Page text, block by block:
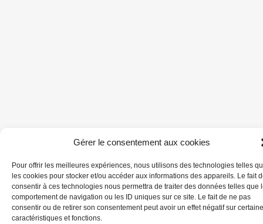
Gérer le consentement aux cookies
Pour offrir les meilleures expériences, nous utilisons des technologies telles
les cookies pour stocker et/ou accéder aux informations des appareils. Le fait
consentir à ces technologies nous permettra de traiter des données telles que
comportement de navigation ou les ID uniques sur ce site. Le fait de ne pas
consentir ou de retirer son consentement peut avoir un effet négatif sur
caractéristiques et fonctions.